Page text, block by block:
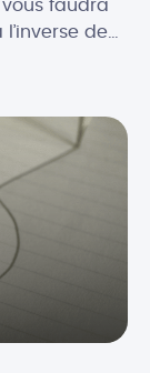
faudra
de
? Que doit-